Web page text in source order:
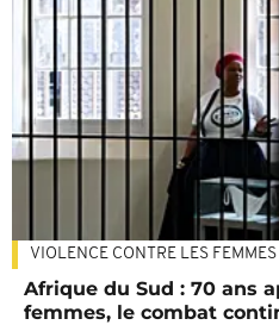
VIOLENCE CONTRE LES FEMMES
Afrique du Sud : 70 ans
femmes, le combat